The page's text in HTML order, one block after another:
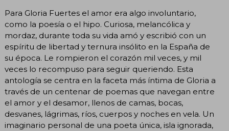
Para Gloria Fuertes el amor era algo involuntario,
como la poesía o el hipo. Curiosa, melancólica y
mordaz, durante toda su vida amó y escribió con un
espíritu de libertad y ternura insólito en la España de
su época. Le rompieron el corazón mil veces, y mil
veces lo recompuso para seguir queriendo. Esta
antología se centra en la faceta más íntima de Gloria a
través de un centenar de poemas que navegan entre
el amor y el desamor, llenos de camas, bocas,
desvanes, lágrimas, ríos, cuerpos y noches en vela. Un
imaginario personal de una poeta única, isla ignorada,